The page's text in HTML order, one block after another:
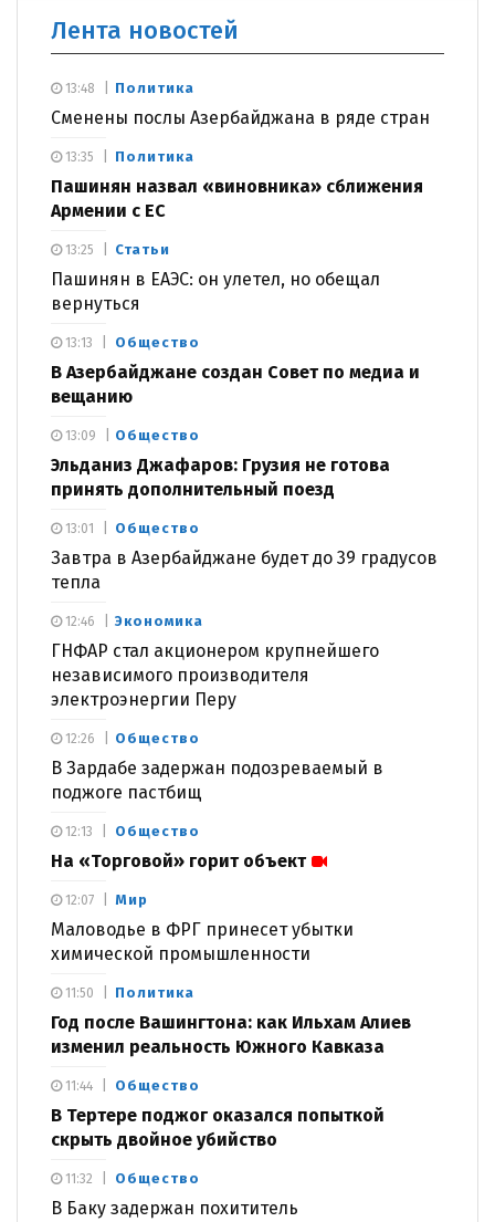
Лента новостей
Политика
Сменены послы Азербайджана в ряде стран
13:48
Политика
Пашинян назвал «виновника» сближения
Армении с ЕС
13:35
Статьи
Пашинян в ЕАЭС: он улетел, но обещал
вернуться
13:25
Общество
В Азербайджане создан Совет по медиа и
вещанию
13:13
Общество
Эльданиз Джафаров: Грузия не готова
принять дополнительный поезд
13:09
Общество
Завтра в Азербайджане будет до 39 градусов
тепла
13:01
Экономика
ГНФАР стал акционером крупнейшего
независимого производителя
электроэнергии Перу
12:46
Общество
В Зардабе задержан подозреваемый в
поджоге пастбищ
12:26
Общество
На «Торговой» горит объект
12:13
Мир
Маловодье в ФРГ принесет убытки
химической промышленности
12:07
Политика
Год после Вашингтона: как Ильхам Алиев
изменил реальность Южного Кавказа
11:50
Общество
В Тертере поджог оказался попыткой
скрыть двойное убийство
11:44
Общество
В Баку задержан похититель
11:32